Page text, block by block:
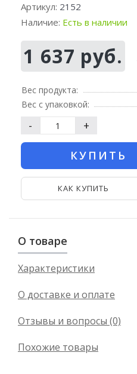
Артикул: 2152
Наличие: Есть в наличии
1 637 руб.
Вес продукта:
Вес с упаковкой:
- +
КУПИТЬ
КАК КУПИТЬ
О товаре
Характеристики
О доставке и оплате
Отзывы и вопросы (0)
Похожие товары